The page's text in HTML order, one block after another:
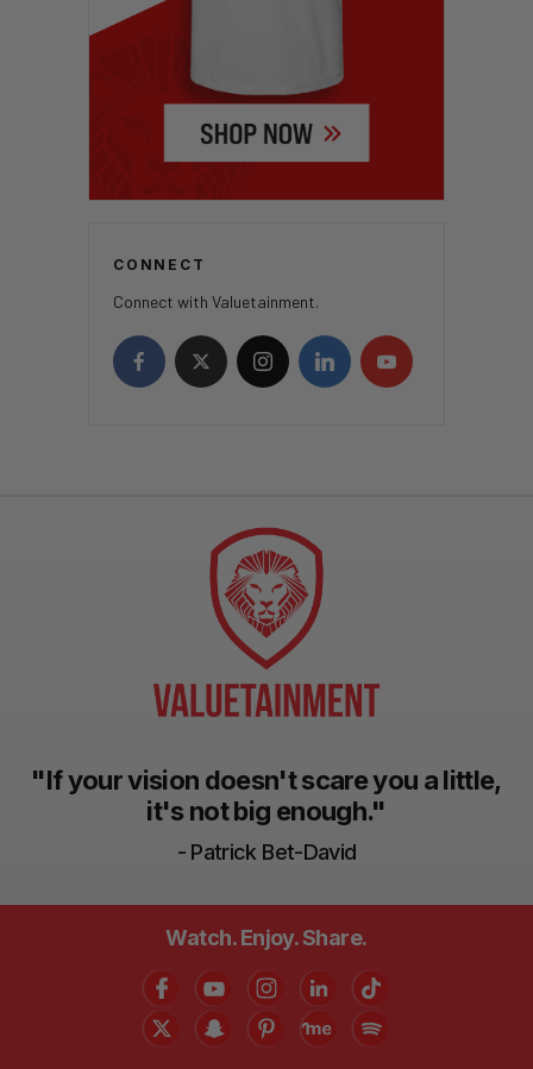
CONNECT
Connect with Valuetainment.
"If your vision doesn't scare you a little,
it's not big enough."
- Patrick Bet-David
Watch. Enjoy. Share.